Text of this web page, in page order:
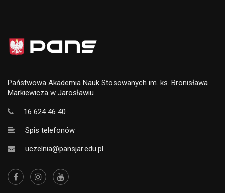
Państwowa Akademia Nauk Stosowanych im. ks. Bronisława
Markiewicza w Jarosławiu
16 624 46 40
Spis telefonów
uczelnia@pansjar.edu.pl